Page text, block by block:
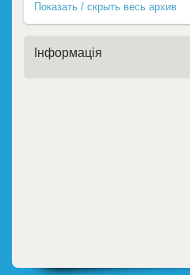
Показать / скрыть весь архив
Інформація